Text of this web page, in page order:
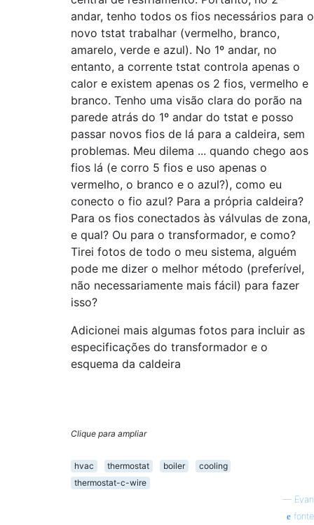
andar, tenho todos os fios necessários para o
novo tstat trabalhar (vermelho, branco,
amarelo, verde e azul). No 1º andar, no
entanto, a corrente tstat controla apenas o
calor e existem apenas os 2 fios, vermelho e
branco. Tenho uma visão clara do porão na
parede atrás do 1º andar do tstat e posso
passar novos fios de lá para a caldeira, sem
problemas. Meu dilema ... quando chego aos
fios lá (e corro 5 fios e uso apenas o
vermelho, o branco e o azul?), como eu
conecto o fio azul? Para a própria caldeira?
Para os fios conectados às válvulas de zona,
e qual? Ou para o transformador, e como?
Tirei fotos de todo o meu sistema, alguém
pode me dizer o melhor método (preferível,
não necessariamente mais fácil) para fazer
isso?
Adicionei mais algumas fotos para incluir as
especificações do transformador e o
esquema da caldeira
Clique para ampliar
hvac thermostat boiler
cooling
thermostat-c-wire
— Evan
fonte